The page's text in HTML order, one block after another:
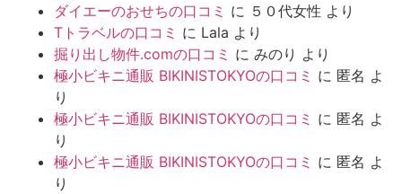
ダイエーのおせちの口コミ に ５０代女性 より
Tトラベルの口コミ に Lala より
掘り出し物件.comの口コミ に みのり より
極小ビキニ通販 BIKINISTOKYOの口コミ に 匿名 よ
り
極小ビキニ通販 BIKINISTOKYOの口コミ に 匿名 よ
り
極小ビキニ通販 BIKINISTOKYOの口コミ に 匿名 よ
り